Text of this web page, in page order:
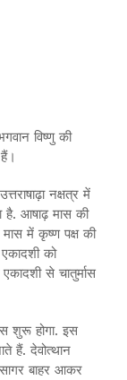
विष्णु की
नक्षत्र में
है. आषाढ़ मास की
मास में कृष्ण पक्ष की
को
से चातुर्मास
शुरू होगा. इस
हैं. देवोत्थान
सागर बाहर आकर